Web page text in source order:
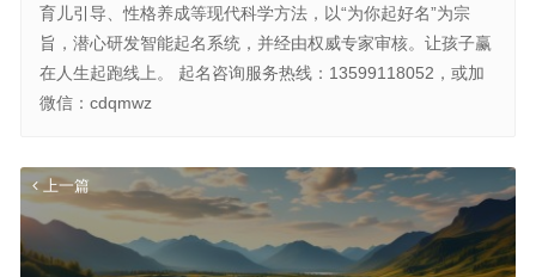
育儿引导、性格养成等现代科学方法，以“为你起好名”为宗
旨，潜心研发智能起名系统，并经由权威专家审核。让孩子赢
在人生起跑线上。 起名咨询服务热线：13599118052，或加
微信：cdqmwz
上一篇